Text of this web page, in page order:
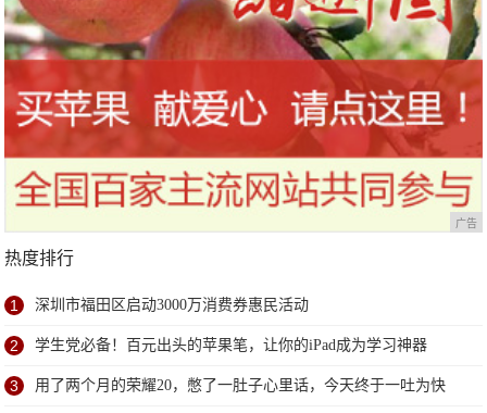
广告
热度排行
1 深圳市福田区启动3000万消费券惠民活动
2 学生党必备！百元出头的苹果笔，让你的iPad成为学习神器
3 用了两个月的荣耀20，憋了一肚子心里话，今天终于一吐为快